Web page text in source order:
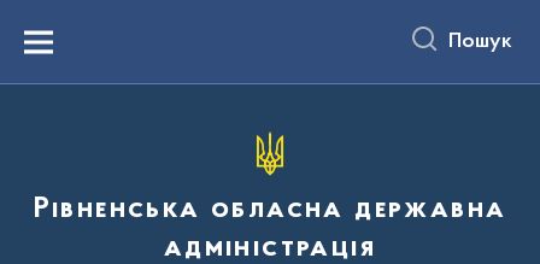
вмістуMenu Пошук
Рівненська обласна державна
адміністрація